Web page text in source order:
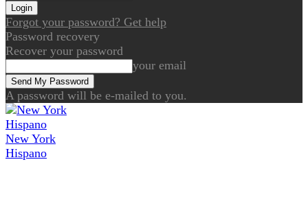
Forgot your password? Get help
Password recovery
Recover your password
your email
A password will be e-mailed to you.
New York
Hispano